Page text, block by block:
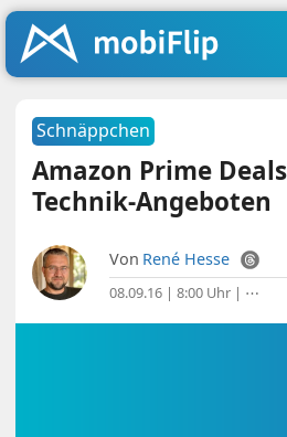
Schnäppchen
Amazon Prime
Technik-Angeboten
Von René Hesse
08.09.16 | 8:00 Uhr | ⋯